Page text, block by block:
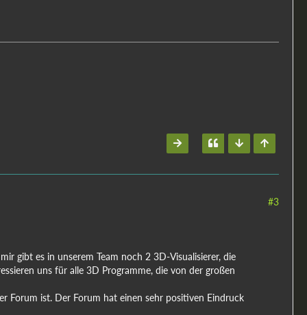
#3
gibt es in unserem Team noch 2 3D-Visualisierer, die
uns für alle 3D Programme, die von der großen
Forum ist. Der Forum hat einen sehr positiven Eindruck